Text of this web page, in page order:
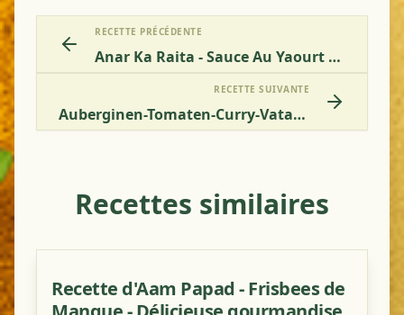
RECETTE PRÉCÉDENTE
Anar Ka Raita - Sauce Au Yaourt Et Grenade
RECETTE SUIVANTE
Auberginen-Tomaten-Curry-Vata-Pitta
Recettes similaires
Recette d'Aam Papad - Frisbees de